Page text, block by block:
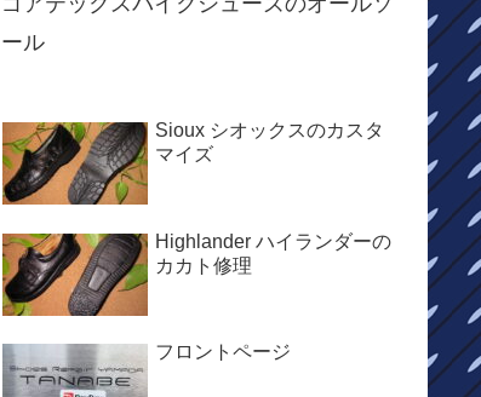
ール
Sioux シオックスのカスタ
マイズ
Highlander ハイランダーの
カカト修理
フロントページ